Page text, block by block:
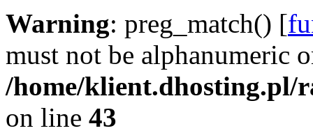
Warning: preg_match() [
must not be alphanumeric
/home/klient.dhosting.pl/
on line 43